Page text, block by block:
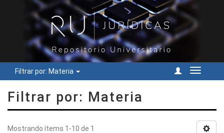
Filtrar por: Materia
Cambiar
Filtrar por: Materia
Mostrando ítems 1-10 de 1